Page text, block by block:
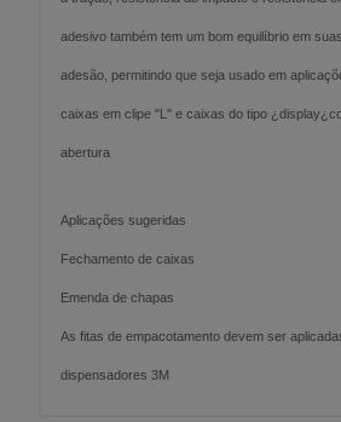
adesivo também tem um bom equilíbrio em
adesão, permitindo que seja usado em
caixas em clipe "L" e caixas do tipo
abertura
Aplicações sugeridas
Fechamento de caixas
Emenda de chapas
As fitas de empacotamento devem ser
dispensadores 3M